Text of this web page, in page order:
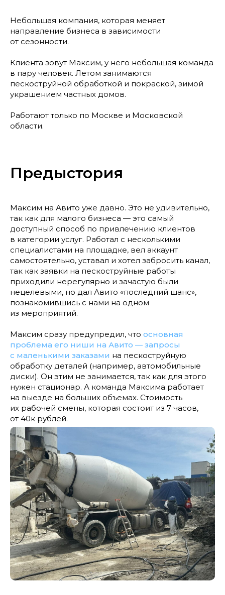
Небольшая компания, которая меняет
направление бизнеса в зависимости
от сезонности.
Клиента зовут Максим, у него небольшая команда
в пару человек. Летом занимаются
пескоструйной обработкой и покраской, зимой
украшением частных домов.
Работают только по Москве и Московской
области.
Предыстория
Максим на Авито уже давно. Это не удивительно,
так как для малого бизнеса — это самый
доступный способ по привлечению клиентов
в категории услуг. Работал с несколькими
специалистами на площадке, вел аккаунт
самостоятельно, уставал и хотел забросить канал,
так как заявки на пескоструйные работы
приходили нерегулярно и зачастую были
нецелевыми, но дал Авито «последний шанс»,
познакомившись с нами на одном
из мероприятий.
Максим сразу предупредил, что основная
проблема его ниши на Авито — запросы
с маленькими заказами на пескоструйную
обработку деталей (например, автомобильные
диски). Он этим не занимается, так как для этого
нужен стационар. А команда Максима работает
на выезде на больших объемах. Стоимость
их рабочей смены, которая состоит из 7 часов,
от 40к рублей.